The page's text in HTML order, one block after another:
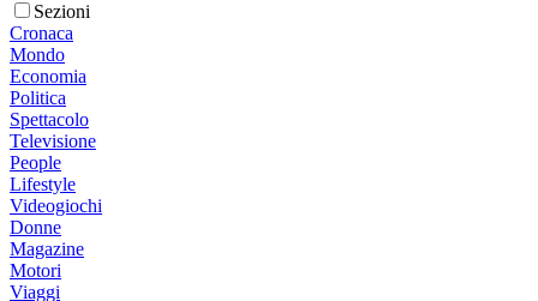
Sezioni
Cronaca
Mondo
Economia
Politica
Spettacolo
Televisione
People
Lifestyle
Videogiochi
Donne
Magazine
Motori
Viaggi